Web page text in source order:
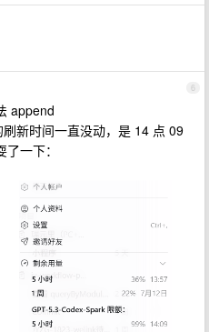
6
append
新时间一直没动，是 14 点 09
一下：